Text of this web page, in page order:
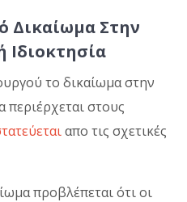
Δικαίωμα Στην
Ιδιοκτησία
το δικαίωμα στην
περιέρχεται στους
απο τις σχετικές
προβλέπεται ότι οι